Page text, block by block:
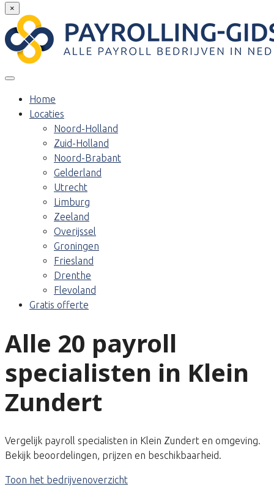
×
Home
Locaties
Noord-Holland
Zuid-Holland
Noord-Brabant
Gelderland
Utrecht
Limburg
Zeeland
Overijssel
Groningen
Friesland
Drenthe
Flevoland
Gratis offerte
Alle 20 payroll
specialisten in Klein
Zundert
Vergelijk payroll specialisten in Klein Zundert en omgeving.
Bekijk beoordelingen, prijzen en beschikbaarheid.
Toon het bedrijvenoverzicht